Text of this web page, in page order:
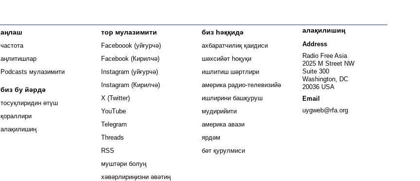
аңлаш
частота
аңлитишлар
Podcasts мулазимити
биз бу йәрдә
тосуқлиридин өтүш
қораллири
алақилишиң
тор мулазимити
Faceboook (уйғурчә) Opens in new window
Facebook (Кирилчә)
Instagram (уйғурчә)
Instagram (Кирилчә)
X (Twitter)
YouTube
Telegram
Threads
RSS
муштәри болуң
хәвәрлириңизни әвәтиң
биз һәққидә
ахбаратчилиқ қаидиси
шәхсийәт һоқуқи
ишлитиш шәртлири
америка радио-телевизийә
ишлирини башқуруш
мудирийити
америка авази
ярдәм
бәт қурулмиси
алақилишиң
Address
Radio Free Asia
2025 M Street NW
Suite 300
Washington, DC
20036 USA
Email
uygweb@rfa.org